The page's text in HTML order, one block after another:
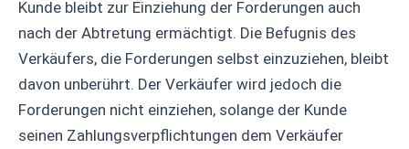
Kunde bleibt zur Einziehung der Forderungen auch
nach der Abtretung ermächtigt. Die Befugnis des
Verkäufers, die Forderungen selbst einzuziehen, bleibt
davon unberührt. Der Verkäufer wird jedoch die
Forderungen nicht einziehen, solange der Kunde
seinen Zahlungsverpflichtungen dem Verkäufer